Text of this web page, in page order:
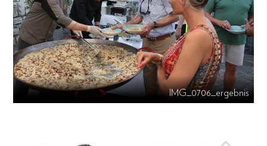
IMG_0706_ergebnis